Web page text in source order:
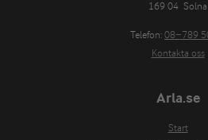
169 04  Solna
Telefon: 08−789
Kontakta oss
Arla.se
Start